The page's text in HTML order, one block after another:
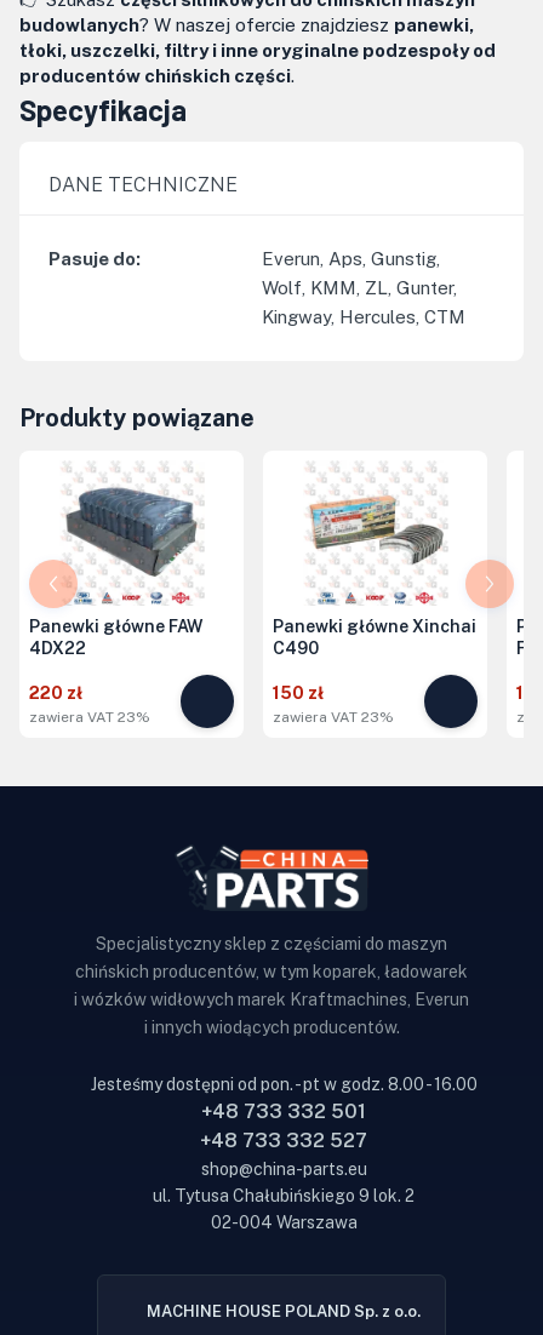
budowlanych? W naszej ofercie znajdziesz panewki,
tłoki, uszczelki, filtry i inne oryginalne podzespoły od
producentów chińskich części.
Specyfikacja
DANE TECHNICZNE
Pasuje do:
Everun, Aps, Gunstig,
Wolf, KMM, ZL, Gunter,
Kingway, Hercules, CTM
Produkty powiązane
Panewki główne FAW
4DX22
220 zł
zawiera VAT 23%
Panewki główne Xinchai
C490
150 zł
zawiera VAT 23%
Specjalistyczny sklep z częściami do maszyn
chińskich producentów, w tym koparek, ładowarek
i wózków widłowych marek Kraftmachines, Everun
i innych wiodących producentów.
Jesteśmy dostępni od pon. - pt w godz. 8.00 - 16.00
+48 733 332 501
+48 733 332 527
shop@china-parts.eu
ul. Tytusa Chałubińskiego 9 lok. 2
02-004 Warszawa
MACHINE HOUSE POLAND Sp. z o.o.